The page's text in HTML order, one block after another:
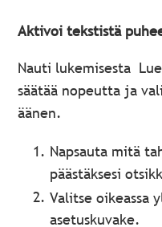
Aktivoi tekstistä
Nauti lukemisesta
säätää nopeutta ja
äänen.
Napsauta mitä
päästäksesi
Valitse oikeassa
asetuskuvake.